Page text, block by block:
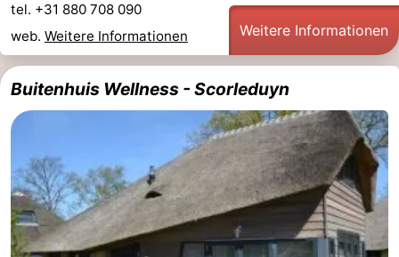
tel. +31 880 708 090
web. Weitere Informationen Weitere Informationen
Buitenhuis Wellness - Scorleduyn